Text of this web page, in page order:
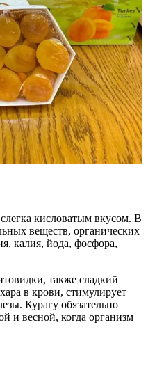
кисловатым вкусом. В
веществ, органических
калия, йода, фосфора,
также сладкий
в крови, стимулирует
Курагу обязательно
и весной, когда организм